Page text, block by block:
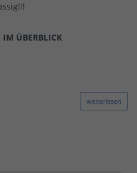
IM ÜBERBLICK
weiterlesen